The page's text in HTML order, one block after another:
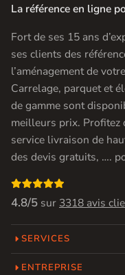
La référence en ligne
Fort de ses 15 ans
ses clients des
l’aménagement de
Carrelage, parquet et
de gamme sont
meilleurs prix. Profitez
service livraison de
des devis gratuits, ….

4.8/5 sur 3318 avis
SERVICES
ENTREPRISE